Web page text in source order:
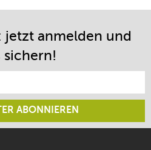
anmelden und
sichern!
ABONNIEREN